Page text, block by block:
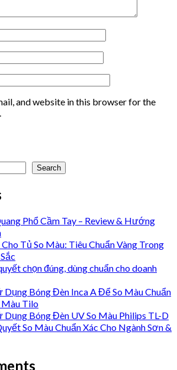
and website in this browser for the
Search
Phổ Cầm Tay – Review & Hướng
Tủ So Màu: Tiêu Chuẩn Vàng Trong
chọn đúng, dùng chuẩn cho doanh
Bóng Đèn Inca A Để So Màu Chuẩn
Màu Tilo
Dụng Bóng Đèn UV So Màu Philips TL-D
So Màu Chuẩn Xác Cho Ngành Sơn &